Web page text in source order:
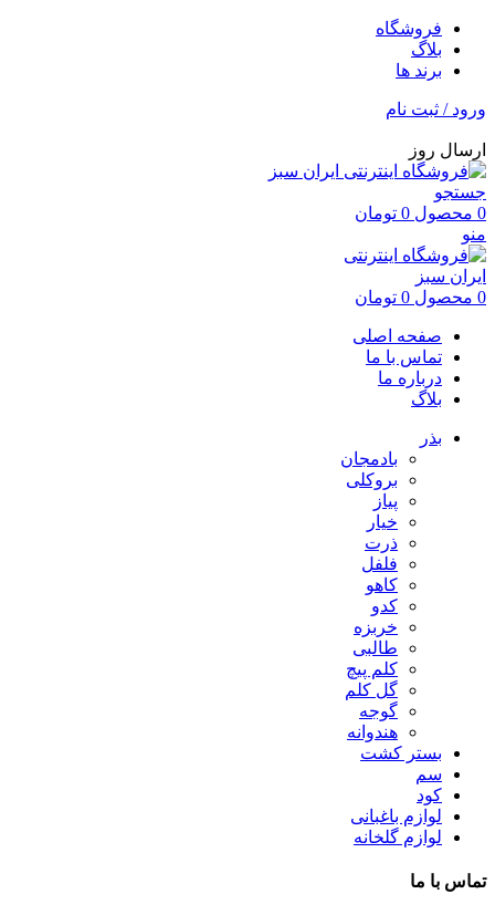
فروشگاه
بلاگ
برند ها
ورود / ثبت نام
ارسال روز
جستجو
0 محصول 0 تومان
منو
0 محصول 0 تومان
صفحه اصلی
تماس با ما
درباره ما
بلاگ
بذر
بادمجان
بروکلی
پیاز
خیار
ذرت
فلفل
کاهو
کدو
خربزه
طالبی
کلم پیچ
گل کلم
گوجه
هندوانه
بستر کشت
سم
کود
لوازم باغبانی
لوازم گلخانه
تماس با ما